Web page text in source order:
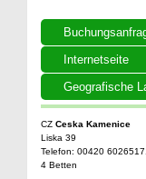
Internetseite
Geografische
CZ Ceska Kamenice
Liska 39
Telefon: 00420
4 Betten